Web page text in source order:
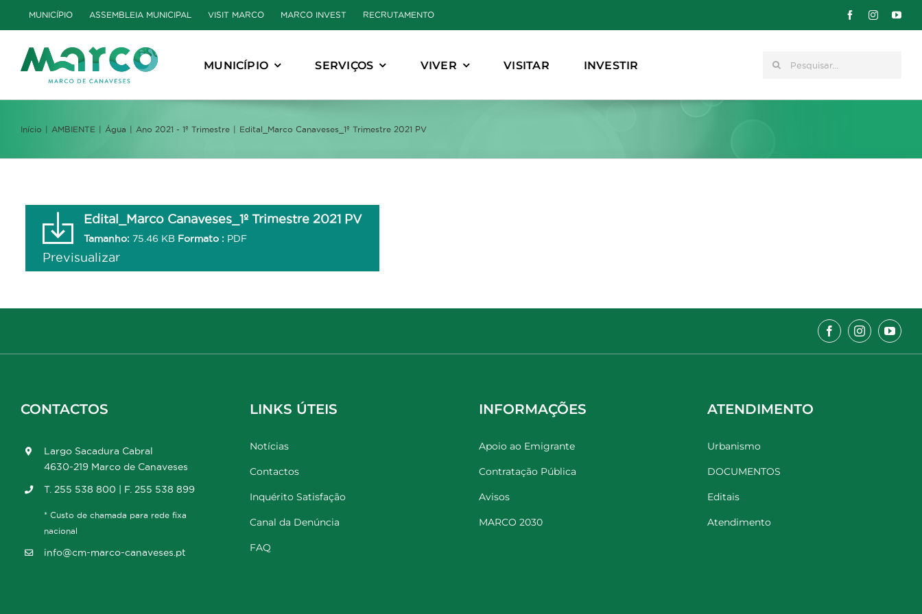
to
content
MUNICÍPIO ASSEMBLEIA MUNICIPAL VISIT MARCO MARCO INVEST RECRUTAMENTO
MUNICÍPIO SERVIÇOS VIVER VISITAR INVESTIR Pesquisar
Início AMBIENTE Água Ano 2021 - 1º Trimestre Edital_Marco Canaveses_1º Trimestre 2021 PV
Edital_Marco Canaveses_1º Trimestre 2021 PV
Tamanho: 75.46 KB Formato : PDF
Previsualizar
CONTACTOS
Largo Sacadura Cabral
4630-219 Marco de Canaveses
T. 255 538 800 | F. 255 538 899
* Custo de chamada para rede fixa
nacional
info@cm-marco-canaveses.pt
LINKS ÚTEIS
Notícias
Contactos
Inquérito Satisfação
Canal da Denúncia
FAQ
INFORMAÇÕES
Apoio ao Emigrante
Contratação Pública
Avisos
MARCO 2030
ATENDIMENTO
Urbanismo
DOCUMENTOS
Editais
Atendimento